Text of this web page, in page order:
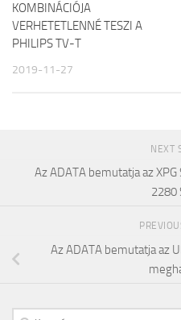
KOMBINÁCIÓJA
VERHETETLENNÉ TESZI A
PHILIPS TV-T
2019-11-27
NEXT
Az ADATA bemutatja az
2280
Az ADATA bemutatja az
Keresés: